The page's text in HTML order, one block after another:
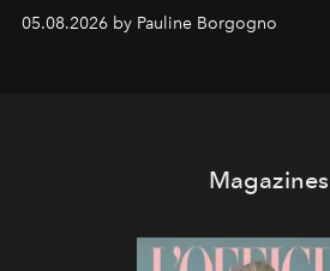
05.08.2026 by Pauline Borgogno
Magazines